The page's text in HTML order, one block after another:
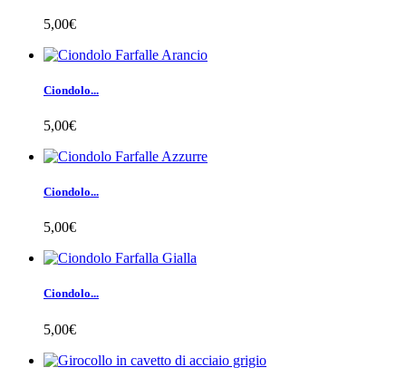
5,00€
Ciondolo...
5,00€
Ciondolo...
5,00€
Ciondolo...
5,00€